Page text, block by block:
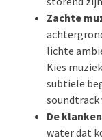
Zachte
lichte
Kies
subtiele
soundtrack
De
water dat